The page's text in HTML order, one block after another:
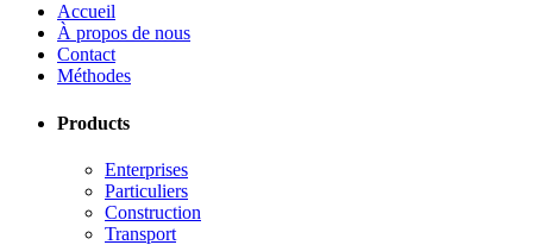
Accueil
À propos de nous
Contact
Méthodes
Products
Enterprises
Particuliers
Construction
Transport